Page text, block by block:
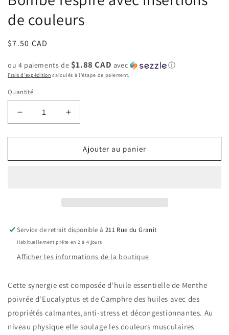
dans
fenêtre
modale
de couleurs
Prix
$7.50 CAD
ou 4 paiements de $1.88 CAD avec ⓘ
Frais d'expédition calculés à l'étape de paiement.
Quantité
Réduire
la
quantité
Bombe
Augmenter
la
quantité
Bombe
Ajouter au panier
Service de retrait disponible à 211 Rue du Granit
Habituellement prête en 2 à 4 jours
Afficher les informations de la boutique
Cette synergie est composée d'huile essentielle de Menthe
poivrée d'Eucalyptus et de Camphre des huiles avec des
propriétés calmantes,anti-stress et décongestionnantes. Au
niveau physique elle soulage les douleurs musculaires